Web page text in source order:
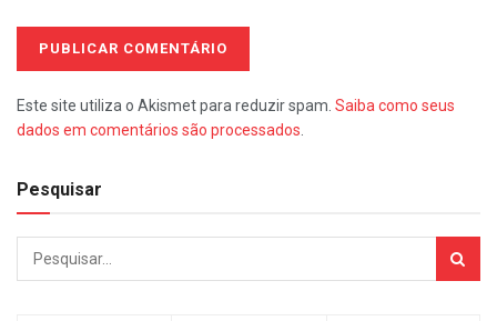
Este site utiliza o Akismet para reduzir spam. Saiba como seus
dados em comentários são processados
Pesquisar